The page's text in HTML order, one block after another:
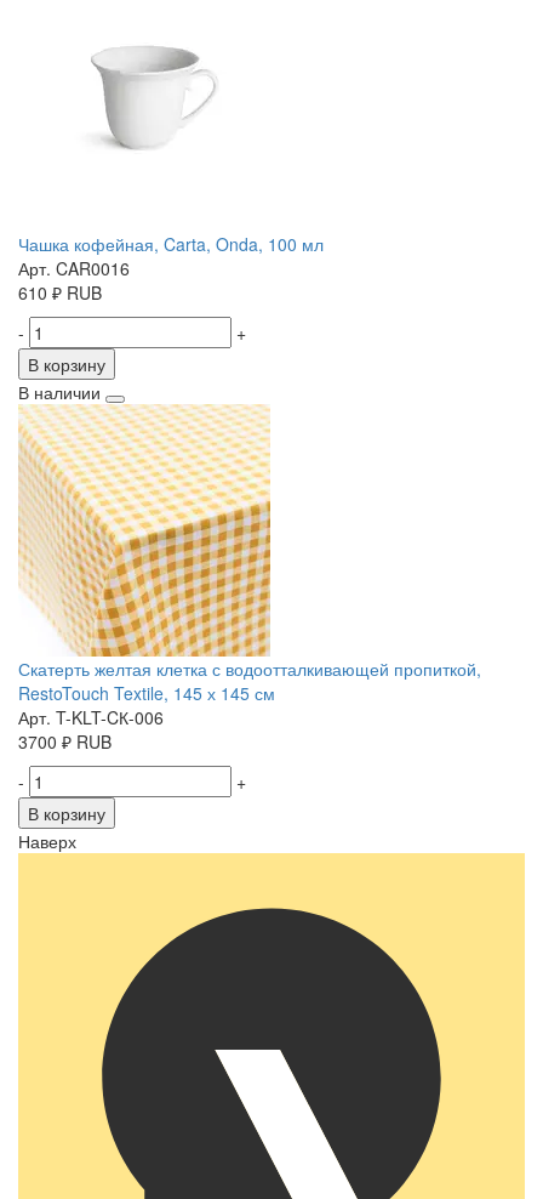
Чашка кофейная, Carta, Onda, 100 мл
Арт. CAR0016
610 ₽ RUB
-
+
В корзину
В наличии
Скатерть желтая клетка с водоотталкивающей пропиткой,
RestoTouch Textile, 145 х 145 см
Арт. T-KLT-CК-006
3700 ₽ RUB
-
+
В корзину
Наверх